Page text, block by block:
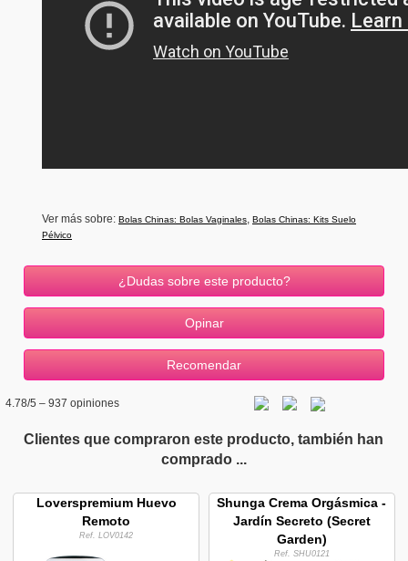
Ver más sobre: Bolas Chinas: Bolas Vaginales Bolas Chinas: Kits Suelo
Pélvico
¿Dudas sobre este producto?
4.78/5 – 937 opiniones
Clientes que compraron este producto, también han
comprado ...
Loverspremium Huevo
Remoto
Ref. LOV0142
Shunga Crema Orgásmica -
Jardín Secreto (Secret
Garden)
Ref. SHU0121